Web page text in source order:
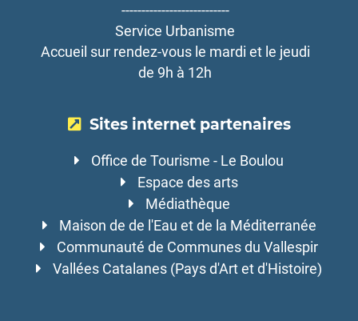
---------------------------
Service Urbanisme
Accueil sur rendez-vous le mardi et le jeudi
de 9h à 12h
Sites internet partenaires
Office de Tourisme - Le Boulou
Espace des arts
Médiathèque
Maison de de l'Eau et de la Méditerranée
Communauté de Communes du Vallespir
Vallées Catalanes (Pays d'Art et d'Histoire)